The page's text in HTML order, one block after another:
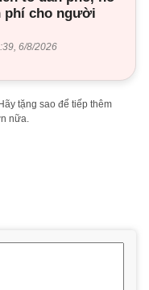
phí cho người
6/8/2026
tặng sao để tiếp thêm
nữa.